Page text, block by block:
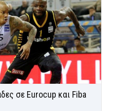
σε Eurocup και Fiba